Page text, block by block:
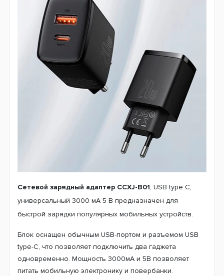
Сетевой зарядный адаптер CCXJ-B01, USB type C,
универсальный 3000 мА 5 В предназначен для
быстрой зарядки популярных мобильных устройств.
Блок оснащен обычным USB-портом и разъемом USB
type-C, что позволяет подключить два гаджета
одновременно. Мощность 3000мА и 5В позволяет
питать мобильную электронику и повербанки.